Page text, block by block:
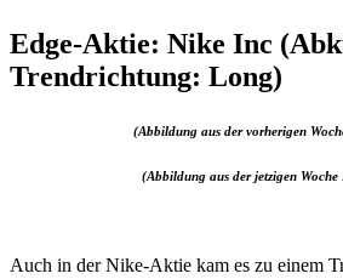
Edge-Aktie: Nike Inc
Trendrichtung: Long)
(Abbildung aus der vorherigen
(Abbildung aus der jetzigen
Auch in der Nike-Aktie kam es zu einem